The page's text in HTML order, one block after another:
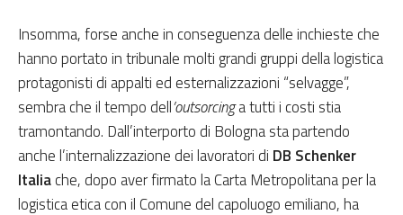
Insomma, forse anche in conseguenza delle inchieste che
hanno portato in tribunale molti grandi gruppi della logistica
protagonisti di appalti ed esternalizzazioni “selvagge”,
sembra che il tempo dell’outsorcinga tutti i costi stia
tramontando. Dall’interporto di Bologna sta partendo
anche l’internalizzazione dei lavoratori di DB Schenker
Italiache, dopo aver firmato la Carta Metropolitana per la
logistica etica con il Comune del capoluogo emiliano, ha